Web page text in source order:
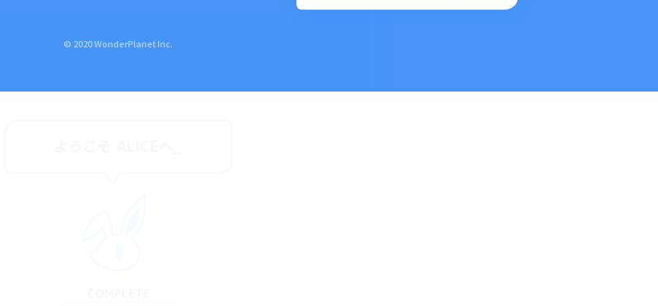
© 2020 WonderPlanet Inc.